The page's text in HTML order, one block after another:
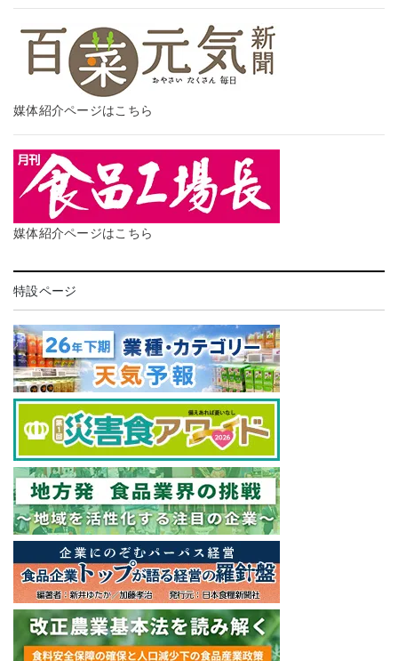
媒体紹介ページはこちら
媒体紹介ページはこちら
特設ページ